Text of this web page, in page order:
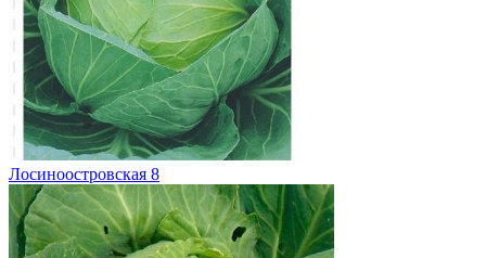
Лосиноостровская 8